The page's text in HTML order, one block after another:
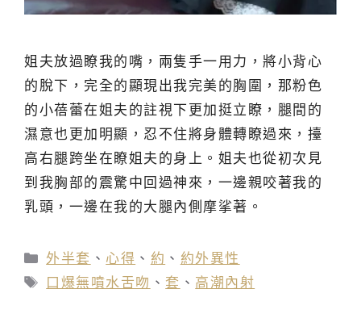
姐夫放過瞭我的嘴，兩隻手一用力，將小背心
的脫下，完全的顯現出我完美的胸圍，那粉色
的小蓓蕾在姐夫的註視下更加挺立瞭，腿間的
濕意也更加明顯，忍不住將身體轉瞭過來，擡
高右腿跨坐在瞭姐夫的身上。姐夫也從初次見
到我胸部的震驚中回過神來，一邊親咬著我的
乳頭，一邊在我的大腿內側摩挲著。
分
類
外半套 、 心得 、 約 、 約外異性
標
口爆無噴水舌吻 、 套 、 高潮內射